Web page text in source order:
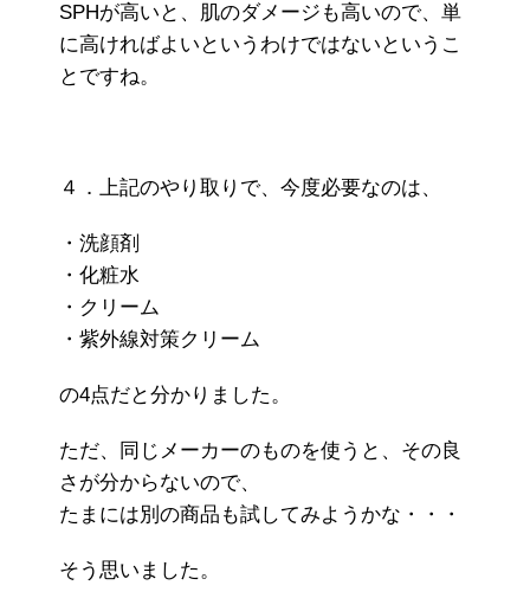
SPHが高いと、肌のダメージも高いので、単
に高ければよいというわけではないというこ
とですね。
４．上記のやり取りで、今度必要なのは、
・洗顔剤
・化粧水
・クリーム
・紫外線対策クリーム
の4点だと分かりました。
ただ、同じメーカーのものを使うと、その良
さが分からないので、
たまには別の商品も試してみようかな・・・
そう思いました。